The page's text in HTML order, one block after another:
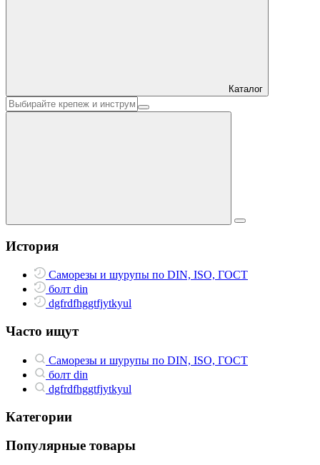
Каталог
История
Саморезы и шурупы по DIN, ISO, ГОСТ
болт din
dgfrdfhggtfjytkyul
Часто ищут
Саморезы и шурупы по DIN, ISO, ГОСТ
болт din
dgfrdfhggtfjytkyul
Категории
Популярные товары